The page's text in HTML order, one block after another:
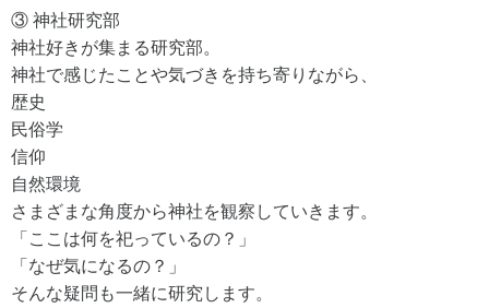
③ 神社研究部
神社好きが集まる研究部。
神社で感じたことや気づきを持ち寄りながら、
歴史
民俗学
信仰
自然環境
さまざまな角度から神社を観察していきます。
「ここは何を祀っているの？」
「なぜ気になるの？」
そんな疑問も一緒に研究します。